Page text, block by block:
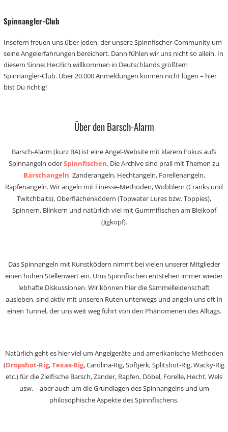
Spinnangler-Club
Insofern freuen uns über jeden, der unsere Spinnfischer-Community um
seine Angelerfahrungen bereichert. Dann fühlen wir uns nicht so allein. In
diesem Sinne: Herzlich willkommen in Deutschlands größtem
Spinnangler-Club. Über 20.000 Anmeldungen können nicht lügen – hier
bist Du richtig!
Über den Barsch-Alarm
Barsch-Alarm (kurz BA) ist eine Angel-Website mit klarem Fokus aufs
Spinnangeln oderSpinnfischen. Die Archive sind prall mit Themen zu
Barschangeln, Zanderangeln, Hechtangeln, Forellenangeln,
Rapfenangeln. Wir angeln mit Finesse-Methoden, Wobblern (Cranks und
Twitchbaits), Oberflächenködern (Topwater Lures bzw. Toppies),
Spinnern, Blinkern und natürlich viel mit Gummifischen am Bleikopf
(Jigkopf).
Das Spinnangeln mit Kunstködern nimmt bei vielen unserer Mitglieder
einen hohen Stellenwert ein. Ums Spinnfischen entstehen immer wieder
lebhafte Diskussionen. Wir können hier die Sammelleidenschaft
ausleben, sind aktiv mit unseren Ruten unterwegs und angeln uns oft in
einen Tunnel, der uns weit weg führt von den Phänomenen des Alltags.
Natürlich geht es hier viel um Angelgeräte und amerikanische Methoden
(Dropshot-Rig,Texas-Rig, Carolina-Rig, Softjerk, Splitshot-Rig, Wacky-Rig
etc.) für die Zielfische Barsch, Zander, Rapfen, Döbel, Forelle, Hecht, Wels
usw. – aber auch um die Grundlagen des Spinnangelns und um
philosophische Aspekte des Spinnfischens.